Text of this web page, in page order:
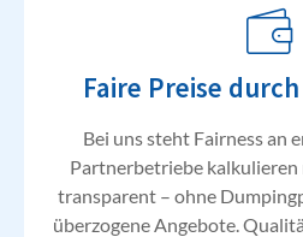
Faire Preise
Bei uns steht Fairness an
Partnerbetriebe
transparent – ohne
überzogene Angebote.